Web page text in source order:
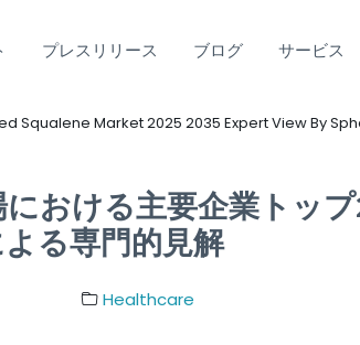
プレスリリース ブログ サービス
Squalene Market 2025 2035 Expert View By
おける主要企業トップ
る専門的見解
Healthcare